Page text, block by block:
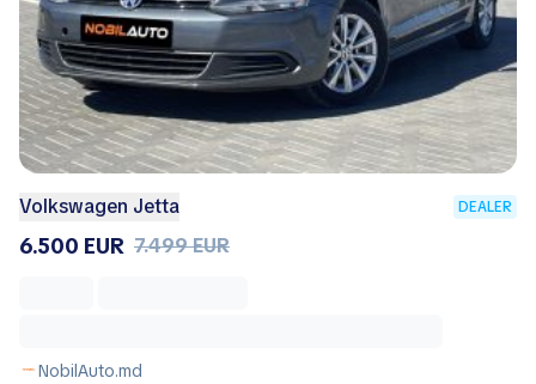
Volkswagen Jetta DEALER
6.500 EUR 7.499 EUR
NobilAuto.md